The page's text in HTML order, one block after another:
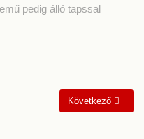
pedig álló tapssal
Következő cikk:
Következő